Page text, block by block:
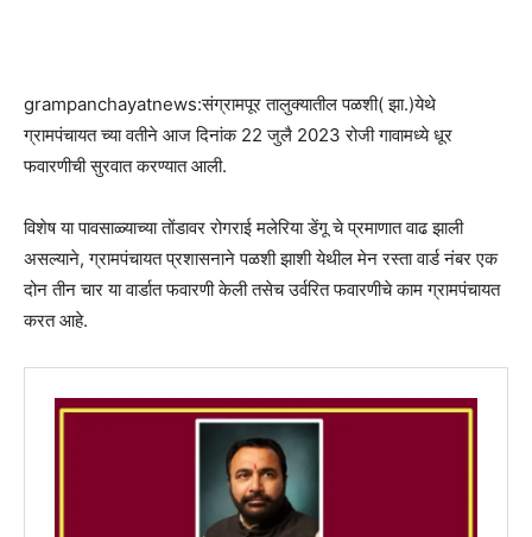
grampanchayatnews:संग्रामपूर तालुक्यातील पळशी( झा.)येथे
ग्रामपंचायत च्या वतीने आज दिनांक 22 जुलै 2023 रोजी गावामध्ये धूर
फवारणीची सुरवात करण्यात आली.
विशेष या पावसाळ्याच्या तोंडावर रोगराई मलेरिया डेंगू चे प्रमाणात वाढ झाली
असल्याने, ग्रामपंचायत प्रशासनाने पळशी झाशी येथील मेन रस्ता वार्ड नंबर एक
दोन तीन चार या वार्डात फवारणी केली तसेच उर्वरित फवारणीचे काम ग्रामपंचायत
करत आहे.